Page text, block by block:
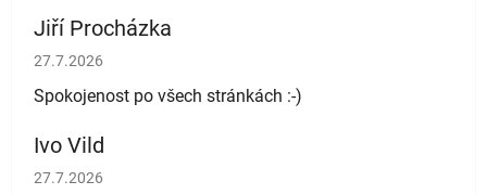
Jiří Procházka
Hodnocení obchodu je 5 z 5 hvězdiček.
27.7.2026
Spokojenost po všech stránkách :-)
Ivo Vild
Hodnocení obchodu je 5 z 5 hvězdiček.
27.7.2026